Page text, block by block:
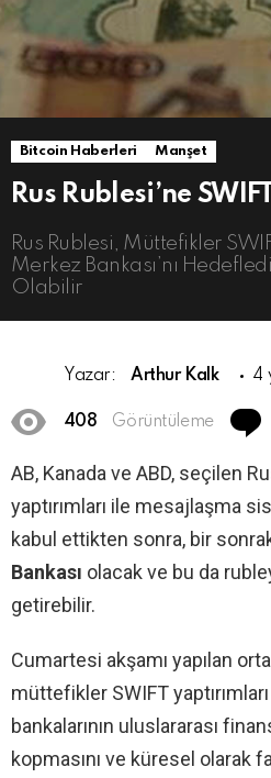
Bitcoin Haberleri Manşet
Rus Rublesi’ne
Rus Rublesi, Müttefikler
Merkez Bankası’nı
Olabilir
Yazar: Arthur Kalk 4
408 Görüntüleme
AB, Kanada ve ABD, seçilen
yaptırımları ile mesajlaşma
kabul ettikten sonra, bir
Bankası olacak ve bu da
getirebilir.
Cumartesi akşamı yapılan
müttefikler SWIFT
bankalarının uluslararası
kopmasını ve küresel olarak